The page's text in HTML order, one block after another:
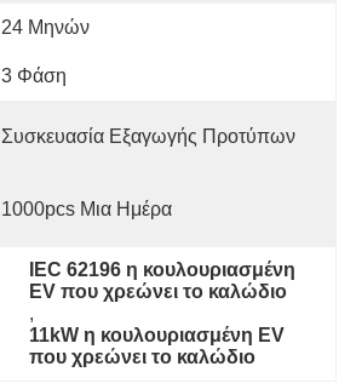
24 Μηνών
3 Φάση
Συσκευασία Εξαγωγής Προτύπων
1000pcs Μια Ημέρα
IEC 62196 η κουλουριασμένη
EV που χρεώνει το καλώδιο
,
11kW η κουλουριασμένη EV
που χρεώνει το καλώδιο